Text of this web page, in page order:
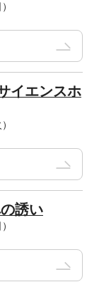
イエンスホ
誘い